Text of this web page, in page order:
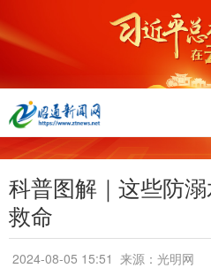
科普图解｜这些防
救命
2024-08-05 15:51 来源：光明网